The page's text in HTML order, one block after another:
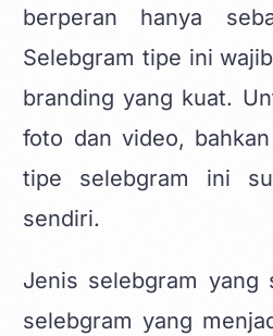
berperan hanya
Selebgram tipe ini
branding yang kuat.
foto dan video,
tipe selebgram ini
sendiri.
Jenis selebgram yang
selebgram yang